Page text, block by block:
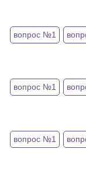
вопрос №1
вопрос №1
вопрос №1